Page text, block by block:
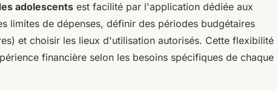
adolescents est facilité par l'application dédiée aux
limites de dépenses, définir des périodes budgétaires
et choisir les lieux d'utilisation autorisés. Cette flexibilité
financière selon les besoins spécifiques de chaque